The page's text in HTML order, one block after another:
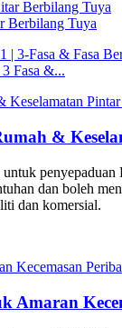
Berbilang Tuya
Fasa &...
&
penyepaduan
dan boleh
dan komersial.
Amaran